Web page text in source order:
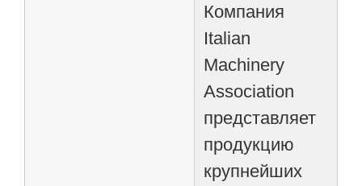
Компания
Italian
Machinery
Association
представляет
продукцию
крупнейших